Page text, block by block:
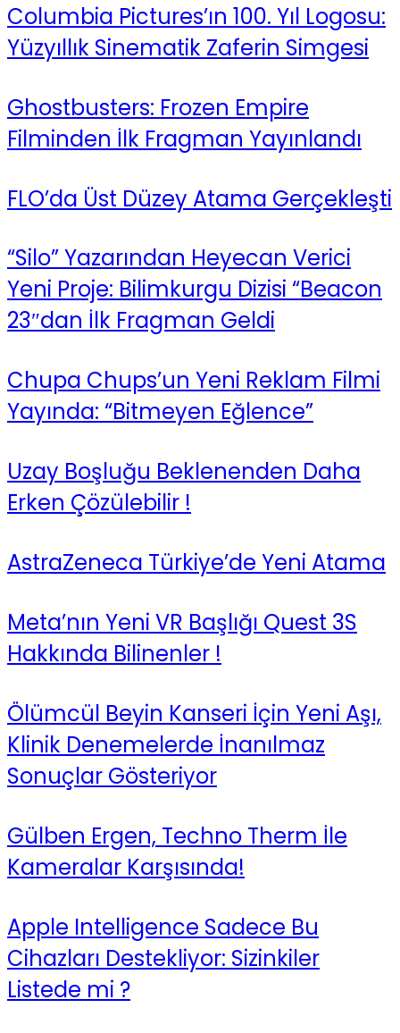
Columbia Pictures’ın 100. Yıl Logosu:
Yüzyıllık Sinematik Zaferin Simgesi
Ghostbusters: Frozen Empire
Filminden İlk Fragman Yayınlandı
FLO’da Üst Düzey Atama Gerçekleşti
“Silo” Yazarından Heyecan Verici
Yeni Proje: Bilimkurgu Dizisi “Beacon
23″dan İlk Fragman Geldi
Chupa Chups’un Yeni Reklam Filmi
Yayında: “Bitmeyen Eğlence”
Uzay Boşluğu Beklenenden Daha
Erken Çözülebilir !
AstraZeneca Türkiye’de Yeni Atama
Meta’nın Yeni VR Başlığı Quest 3S
Hakkında Bilinenler !
Ölümcül Beyin Kanseri İçin Yeni Aşı,
Klinik Denemelerde İnanılmaz
Sonuçlar Gösteriyor
Gülben Ergen, Techno Therm İle
Kameralar Karşısında!
Apple Intelligence Sadece Bu
Cihazları Destekliyor: Sizinkiler
Listede mi ?